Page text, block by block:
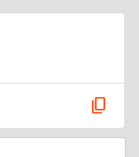
content_copy